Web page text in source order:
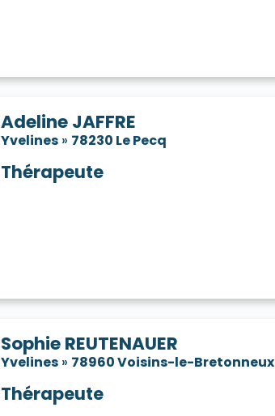
Adeline JAFFRE
Yvelines » 78230 Le Pecq
Thérapeute
Sophie REUTENAUER
Yvelines » 78960 Voisins-le-Bretonneux
Thérapeute